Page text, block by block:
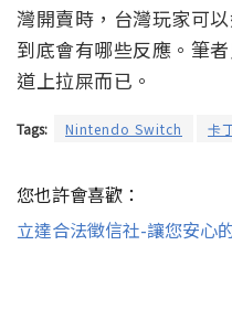
灣開賣時，台灣玩家可
到底會有哪些反應。筆
道上拉屎而已。
Tags: Nintendo Switch 卡
您也許會喜歡：
立達合法徵信社-讓您安心